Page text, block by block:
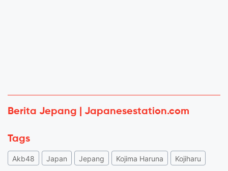
Berita Jepang | Japanesestation.com
Tags
Akb48 Japan Jepang Kojima Haruna Kojiharu